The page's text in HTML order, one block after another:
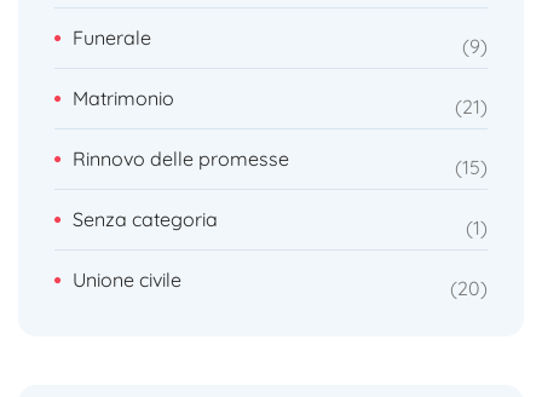
Funerale 9
Matrimonio 21
Rinnovo delle promesse 15
Senza categoria 1
Unione civile 20